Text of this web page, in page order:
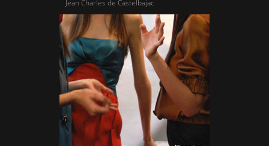
Jean Charles de Castelbajac